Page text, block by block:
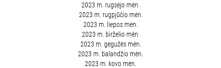
2023 m. rugsėjo mėn.
2023 m. rugpjūčio mėn.
2023 m. liepos mėn.
2023 m. birželio mėn.
2023 m. gegužės mėn.
2023 m. balandžio mėn.
2023 m. kovo mėn.